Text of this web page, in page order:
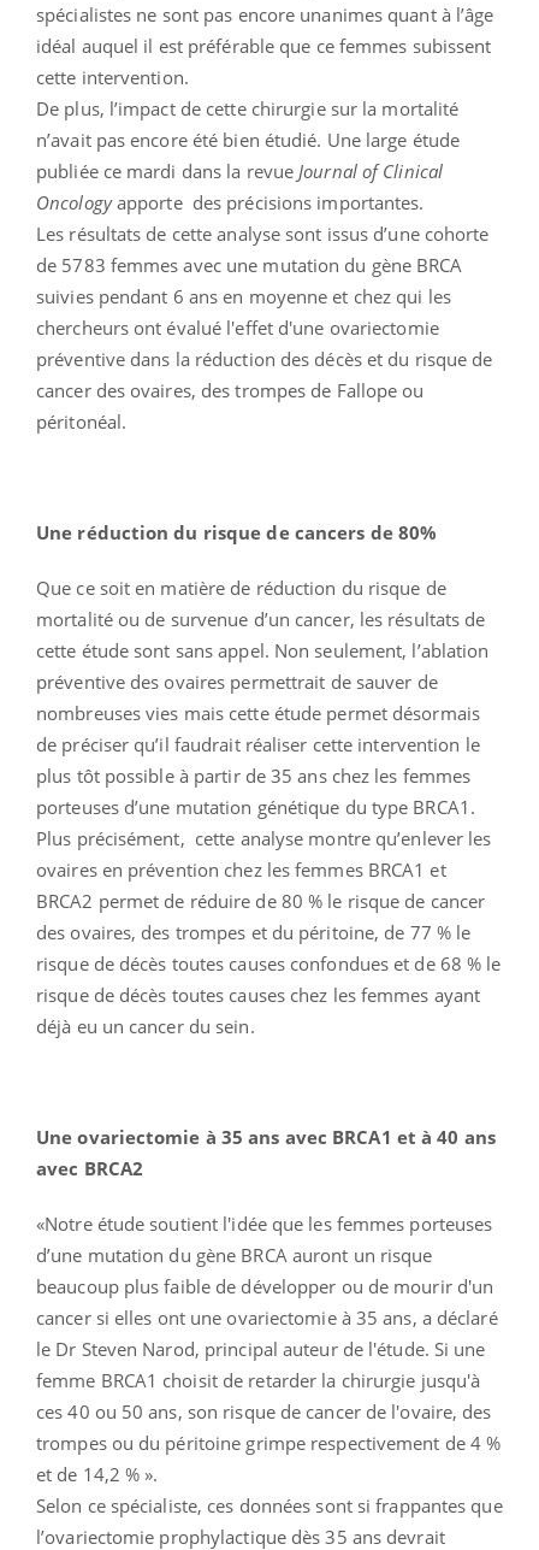
spécialistes ne sont pas encore unanimes quant à l’âge
idéal auquel il est préférable que ce femmes subissent
cette intervention.
De plus, l’impact de cette chirurgie sur la mortalité
n’avait pas encore été bien étudié. Une large étude
publiée ce mardi dans la revue Journal of Clinical
Oncologyapporte des précisions importantes.
Les résultats de cette analyse sont issus d’une cohorte
de 5783 femmes avec une mutation du gène BRCA
suivies pendant 6 ans en moyenne et chez qui les
chercheurs ont évalué l'effet d'une ovariectomie
préventive dans la réduction des décès et du risque de
cancer des ovaires, des trompes de Fallope ou
péritonéal.
Une réduction du risque de cancers de 80%
Que ce soit en matière de réduction du risque de
mortalité ou de survenue d’un cancer, les résultats de
cette étude sont sans appel. Non seulement, l’ablation
préventive des ovaires permettrait de sauver de
nombreuses vies mais cette étude permet désormais
de préciser qu’il faudrait réaliser cette intervention le
plus tôt possible à partir de 35 ans chez les femmes
porteuses d’une mutation génétique du type BRCA1.
Plus précisément, cette analyse montre qu’enlever les
ovaires en prévention chez les femmes BRCA1 et
BRCA2 permet de réduire de 80 % le risque de cancer
des ovaires, des trompes et du péritoine, de 77 % le
risque de décès toutes causes confondues et de 68 % le
risque de décès toutes causes chez les femmes ayant
déjà eu un cancer du sein.
Une ovariectomie à 35 ans avec BRCA1 et à 40 ans
avec BRCA2
«Notre étude soutient l'idée que les femmes porteuses
d’une mutation du gène BRCA auront un risque
beaucoup plus faible de développer ou de mourir d'un
cancer si elles ont une ovariectomie à 35 ans, a déclaré
le Dr Steven Narod, principal auteur de l'étude. Si une
femme BRCA1 choisit de retarder la chirurgie jusqu'à
ces 40 ou 50 ans, son risque de cancer de l'ovaire, des
trompes ou du péritoine grimpe respectivement de 4 %
et de 14,2 % ».
Selon ce spécialiste, ces données sont si frappantes que
l’ovariectomie prophylactique dès 35 ans devrait